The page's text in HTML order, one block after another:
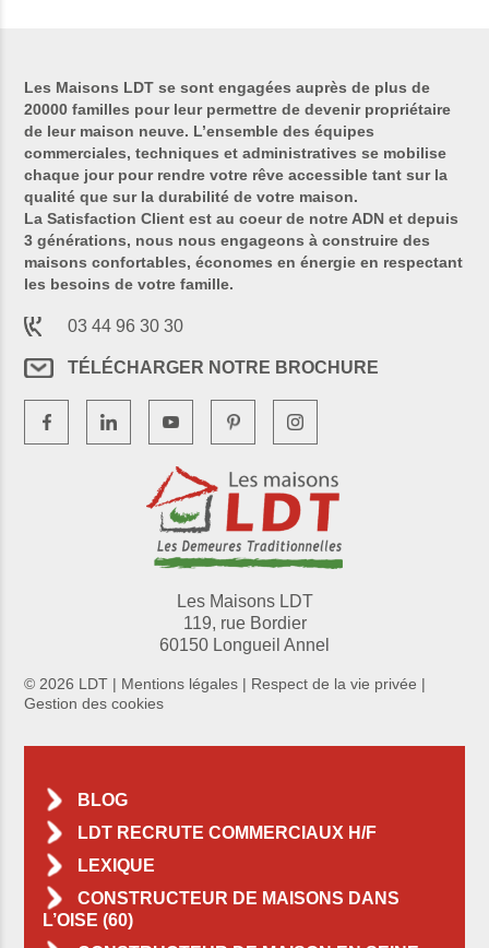
Les Maisons LDT se sont engagées auprès de plus de
20000 familles pour leur permettre de devenir propriétaire
de leur maison neuve. L’ensemble des équipes
commerciales, techniques et administratives se mobilise
chaque jour pour rendre votre rêve accessible tant sur la
qualité que sur la durabilité de votre maison.
La Satisfaction Client est au coeur de notre ADN et depuis
3 générations, nous nous engageons à construire des
maisons confortables, économes en énergie en respectant
les besoins de votre famille.
03 44 96 30 30
TÉLÉCHARGER NOTRE BROCHURE
Les Maisons LDT
119, rue Bordier
60150 Longueil Annel
© 2026 LDT | Mentions légales | Respect de la vie privée |
Gestion des cookies
BLOG
LDT RECRUTE COMMERCIAUX H/F
LEXIQUE
CONSTRUCTEUR DE MAISONS DANS
L’OISE (60)